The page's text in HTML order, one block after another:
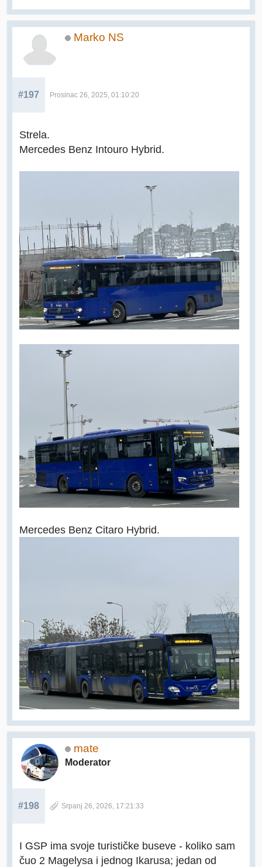
Marko NS
#197 Prosinac 26, 2025, 01:10:20
Strela.
Mercedes Benz Intouro Hybrid.
Mercedes Benz Citaro Hybrid.
mate
Moderator
#198 Srpanj 26, 2026, 17:21:33
I GSP ima svoje turističke buseve - koliko sam
čuo 2 Magelysa i jednog Ikarusa; jedan od